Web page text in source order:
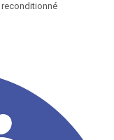
reconditionné